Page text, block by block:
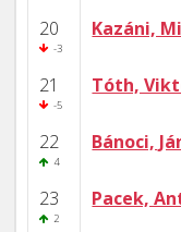
20
-3
Kazáni,
21
-5
Tóth,
22
4
Bánoci,
23
2
Pacek,